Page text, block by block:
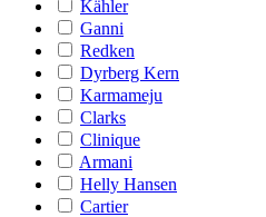
Kähler
Ganni
Redken
Dyrberg Kern
Karmameju
Clarks
Clinique
Armani
Helly Hansen
Cartier